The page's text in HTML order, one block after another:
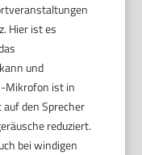
Hier ist es
und
Mikrofon ist in
den Sprecher
reduziert.
bei windigen